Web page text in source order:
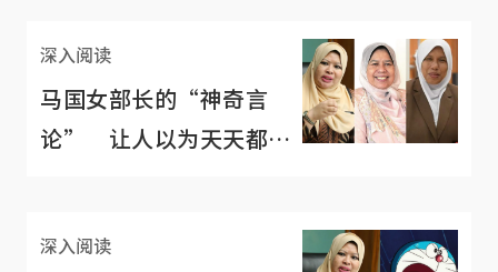
深入阅读
马国女部长的“神奇言
论” 让人以为天天都在
深入阅读